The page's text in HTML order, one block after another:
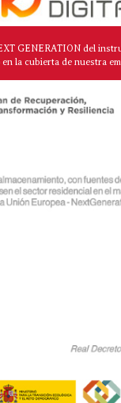
GENERATION del
la cubierta de nuestra